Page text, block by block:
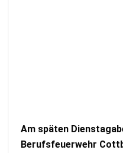
Am späten
Berufsfeuerwehr